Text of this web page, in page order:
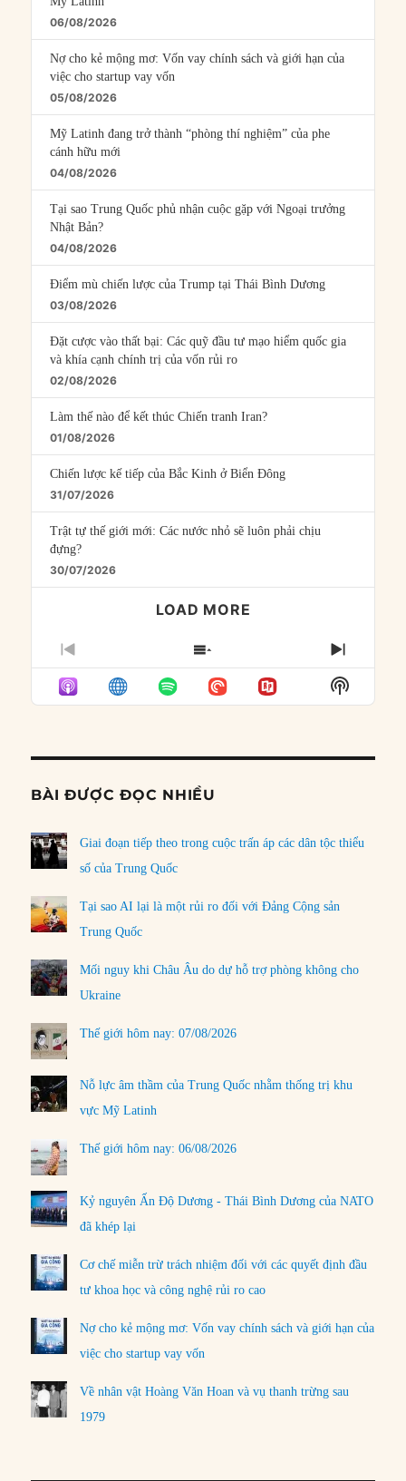
06/08/2026
Nợ cho kẻ mộng mơ: Vốn vay chính sách và giới hạn của
việc cho startup vay vốn
05/08/2026
Mỹ Latinh đang trở thành “phòng thí nghiệm” của phe
cánh hữu mới
04/08/2026
Tại sao Trung Quốc phủ nhận cuộc gặp với Ngoại trưởng
Nhật Bản?
04/08/2026
Điểm mù chiến lược của Trump tại Thái Bình Dương
03/08/2026
Đặt cược vào thất bại: Các quỹ đầu tư mạo hiểm quốc gia
và khía cạnh chính trị của vốn rủi ro
02/08/2026
Làm thế nào để kết thúc Chiến tranh Iran?
01/08/2026
Chiến lược kế tiếp của Bắc Kinh ở Biển Đông
31/07/2026
Trật tự thế giới mới: Các nước nhỏ sẽ luôn phải chịu
đựng?
30/07/2026
LOAD MORE
PREVIOUS
EPISODE
SHOW
EPISODES
LIST
NEXT
Show
Podcast
BÀI ĐƯỢC ĐỌC NHIỀU
Giai đoạn tiếp theo trong cuộc trấn áp các dân tộc thiểu
số của Trung Quốc
Tại sao AI lại là một rủi ro đối với Đảng Cộng sản
Trung Quốc
Mối nguy khi Châu Âu do dự hỗ trợ phòng không cho
Ukraine
Thế giới hôm nay: 07/08/2026
Nỗ lực âm thầm của Trung Quốc nhằm thống trị khu
vực Mỹ Latinh
Thế giới hôm nay: 06/08/2026
Kỷ nguyên Ấn Độ Dương - Thái Bình Dương của NATO
đã khép lại
Cơ chế miễn trừ trách nhiệm đối với các quyết định đầu
tư khoa học và công nghệ rủi ro cao
Nợ cho kẻ mộng mơ: Vốn vay chính sách và giới hạn của
việc cho startup vay vốn
Về nhân vật Hoàng Văn Hoan và vụ thanh trừng sau
1979